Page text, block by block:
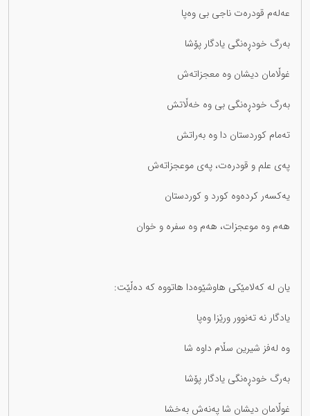
عەلەم قودرەت ناجی بی وەپا
بەرگ خودڕەنگی یادگار پۆشا
غوڵامان دیشان وە معجزاتەش
بەرگ خودڕەنگی بی وە خەڵاتش
تەمام کوردستان دا وە بەراتش
پەی علم و قودرەت، پەی موعجزاتەش
یەکسەر کردەوە کورد و کوردستان
هەم وە موعجزات، هەم وە سفرە و خوان
یان لە کەلامێکی هاوشێوەدا هاتووە کە دەڵێت:
یادگار نە تەنوور ورێزا وەپا
وە لەفز شیرین سڵام داوە شا
بەرگ خودڕەنگی یادگار پۆشا
غوڵامان دیشان شا پەنەش بەخشا